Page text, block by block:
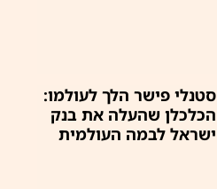
סטנלי פישר הלך לעולמו:
הכלכלן שהעלה את בנק
ישראל לבמה העולמית